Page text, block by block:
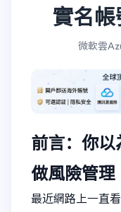
實名
微軟雲
前言：你以
做風險管理
最近網路上一直